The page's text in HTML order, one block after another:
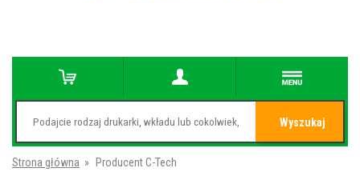
Wyszukaj
Strona główna » Producent C-Tech